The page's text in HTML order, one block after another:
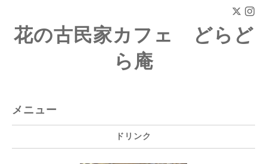
花の古民家カフェ どらど
ら庵
メニュー
ドリンク